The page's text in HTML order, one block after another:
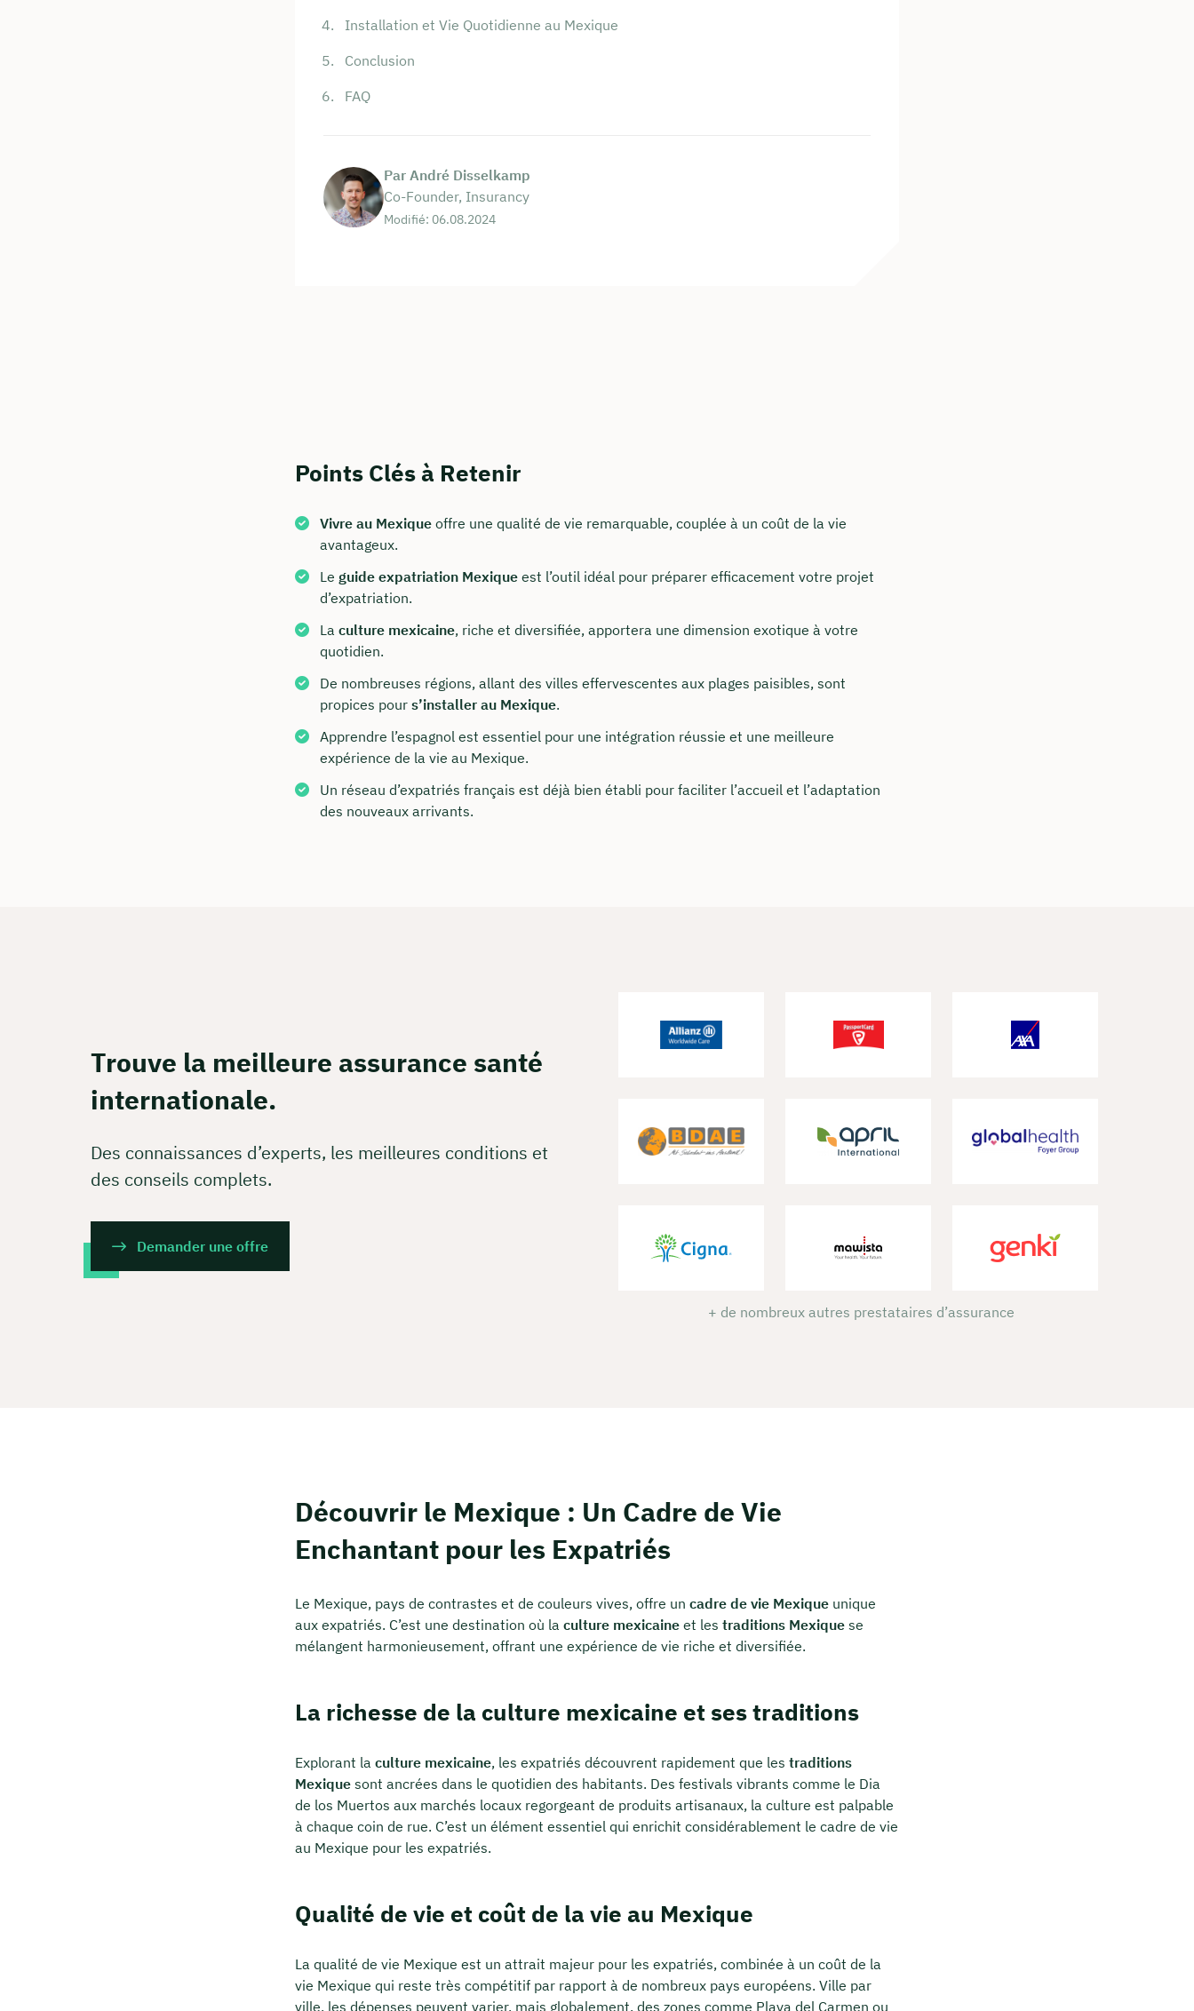
Installation et Vie Quotidienne au Mexique
Conclusion
FAQ
Par André Disselkamp
Co-Founder, Insurancy
Modifié: 06.08.2024
Points Clés à Retenir
Vivre au Mexique offre une qualité de vie remarquable, couplée à un coût de la vie
avantageux.
Le guide expatriation Mexique est l’outil idéal pour préparer efficacement votre projet
d’expatriation.
La culture mexicaine, riche et diversifiée, apportera une dimension exotique à votre
quotidien.
De nombreuses régions, allant des villes effervescentes aux plages paisibles, sont
propices pour s’installer au Mexique.
Apprendre l’espagnol est essentiel pour une intégration réussie et une meilleure
expérience de la vie au Mexique.
Un réseau d’expatriés français est déjà bien établi pour faciliter l’accueil et l’adaptation
des nouveaux arrivants.
Trouve la meilleure assurance santé
internationale.
Des connaissances d’experts, les meilleures conditions et
des conseils complets.
Demander une offre
+ de nombreux autres prestataires d’assurance
Découvrir le Mexique : Un Cadre de Vie
Enchantant pour les Expatriés
Le Mexique, pays de contrastes et de couleurs vives, offre un cadre de vie Mexique unique
aux expatriés. C’est une destination où la culture mexicaine et les traditions Mexique se
mélangent harmonieusement, offrant une expérience de vie riche et diversifiée.
La richesse de la culture mexicaine et ses traditions
Explorant la culture mexicaine, les expatriés découvrent rapidement que les traditions
Mexique sont ancrées dans le quotidien des habitants. Des festivals vibrants comme le Dia
de los Muertos aux marchés locaux regorgeant de produits artisanaux, la culture est palpable
à chaque coin de rue. C’est un élément essentiel qui enrichit considérablement le cadre de vie
au Mexique pour les expatriés.
Qualité de vie et coût de la vie au Mexique
La qualité de vie Mexique est un attrait majeur pour les expatriés, combinée à un coût de la
vie Mexique qui reste très compétitif par rapport à de nombreux pays européens. Ville par
ville, les dépenses peuvent varier, mais globalement, des zones comme Playa del Carmen ou
Comment nous joindre
info@insurancy.de
+49 30 235 962 875
Visitez notre profil LinkedIn